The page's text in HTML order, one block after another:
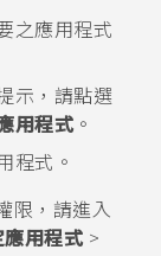
之應用程式
示，請點選
用程式 。
程式。
限，請進入
應用程式 >